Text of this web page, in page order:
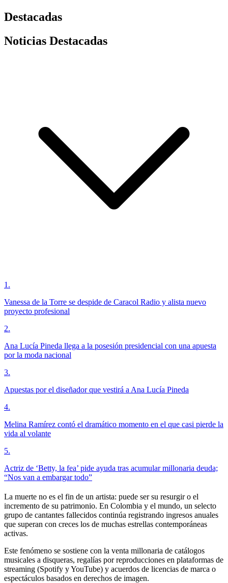
Destacadas
Noticias Destacadas
1 .
Vanessa de la Torre se despide de Caracol Radio y alista nuevo
proyecto profesional
2.
Ana Lucía Pineda llega a la posesión presidencial con una apuesta
por la moda nacional
3.
Apuestas por el diseñador que vestirá a Ana Lucía Pineda
4.
Melina Ramírez contó el dramático momento en el que casi pierde la
vida al volante
5.
Actriz de ‘Betty, la fea’ pide ayuda tras acumular millonaria deuda;
“Nos van a embargar todo”
La muerte no es el fin de un artista: puede ser su resurgir o el
incremento de su patrimonio. En Colombia y el mundo, un selecto
grupo de cantantes fallecidos continúa registrando ingresos anuales
que superan con creces los de muchas estrellas contemporáneas
activas.
Este fenómeno se sostiene con la venta millonaria de catálogos
musicales a disqueras, regalías por reproducciones en plataformas de
streaming (Spotify y YouTube) y acuerdos de licencias de marca o
espectáculos basados en derechos de imagen.